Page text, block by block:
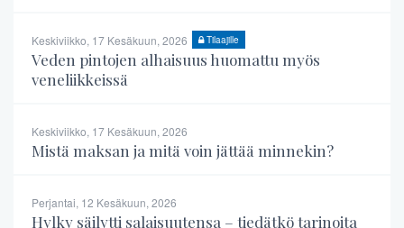
Keskiviikko, 17 Kesäkuun, 2026 Tilaajille
Veden pintojen alhaisuus huomattu myös
veneliikkeissä
Keskiviikko, 17 Kesäkuun, 2026
Mistä maksan ja mitä voin jättää minnekin?
Perjantai, 12 Kesäkuun, 2026
Hylky säilytti salaisuutensa – tiedätkö tarinoita